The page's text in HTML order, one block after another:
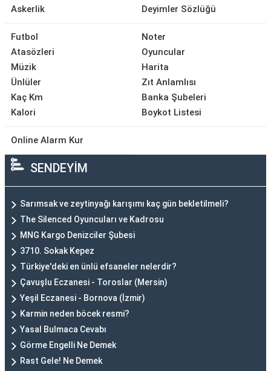
Askerlik
Deyimler Sözlüğü
Futbol
Atasözleri
Müzik
Ünlüler
Kaç Km
Kalori
Noter
Oyuncular
Harita
Zıt Anlamlısı
Banka Şubeleri
Boykot Listesi
Online Alarm Kur
SENDEYİM
Sarımsak ve zeytinyağı karışımı kaç gün bekletilmeli?
The Silenced Oyuncuları ve Kadrosu
MNG Kargo Denizciler Şubesi
3710. Sokak Kepez
Türkiye'deki en ünlü efsaneler nelerdir?
Çavuşlu Eczanesi - Toroslar (Mersin)
Yeşil Eczanesi - Bornova (İzmir)
Karmin neden böcek resmi?
Yasal Bulmaca Cevabı
Görme Engelli Ne Demek
Rast Gele! Ne Demek